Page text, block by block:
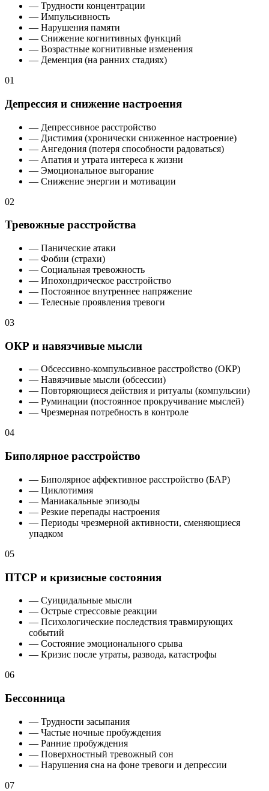
— Трудности концентрации
— Импульсивность
— Нарушения памяти
— Снижение когнитивных функций
— Возрастные когнитивные изменения
— Деменция (на ранних стадиях)
01
Депрессия и снижение настроения
— Депрессивное расстройство
— Дистимия (хронически сниженное настроение)
— Ангедония (потеря способности радоваться)
— Апатия и утрата интереса к жизни
— Эмоциональное выгорание
— Снижение энергии и мотивации
02
Тревожные расстройства
— Панические атаки
— Фобии (страхи)
— Социальная тревожность
— Ипохондрическое расстройство
— Постоянное внутреннее напряжение
— Телесные проявления тревоги
03
ОКР и навязчивые мысли
— Обсессивно-компульсивное расстройство (ОКР)
— Навязчивые мысли (обсессии)
— Повторяющиеся действия и ритуалы (компульсии)
— Руминации (постоянное прокручивание мыслей)
— Чрезмерная потребность в контроле
04
Биполярное расстройство
— Биполярное аффективное расстройство (БАР)
— Циклотимия
— Маниакальные эпизоды
— Резкие перепады настроения
— Периоды чрезмерной активности, сменяющиеся
упадком
05
ПТСР и кризисные состояния
— Суицидальные мысли
— Острые стрессовые реакции
— Психологические последствия травмирующих
событий
— Состояние эмоционального срыва
— Кризис после утраты, развода, катастрофы
06
Бессонница
— Трудности засыпания
— Частые ночные пробуждения
— Ранние пробуждения
— Поверхностный тревожный сон
— Нарушения сна на фоне тревоги и депрессии
07